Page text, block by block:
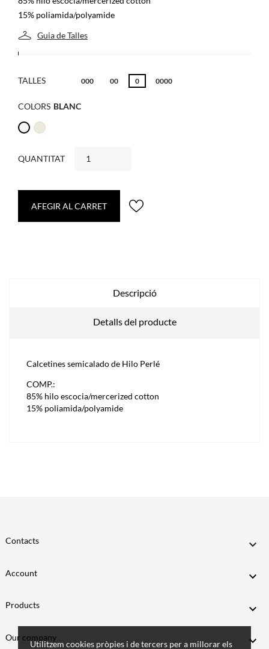
15% poliamida/polyamide
Guia de Talles
TALLES 000 00 0 0000
COLORS
BlancCava
QUANTITAT
AFEGIR AL CARRET
Descripció
Detalls del producte
Calcetines semicalado de Hilo Perlé
COMP.:
85% hilo escocia/mercerized cotton
15% poliamida/polyamide
Contacts 
Utilitzem cookies pròpies i de tercers per a millorar els
Account 
Products 
Our company 